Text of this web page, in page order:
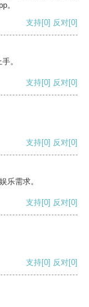
。
支持[0] 反对[0]
。
支持[0] 反对[0]
支持[0] 反对[0]
乐需求。
支持[0] 反对[0]
支持[0] 反对[0]